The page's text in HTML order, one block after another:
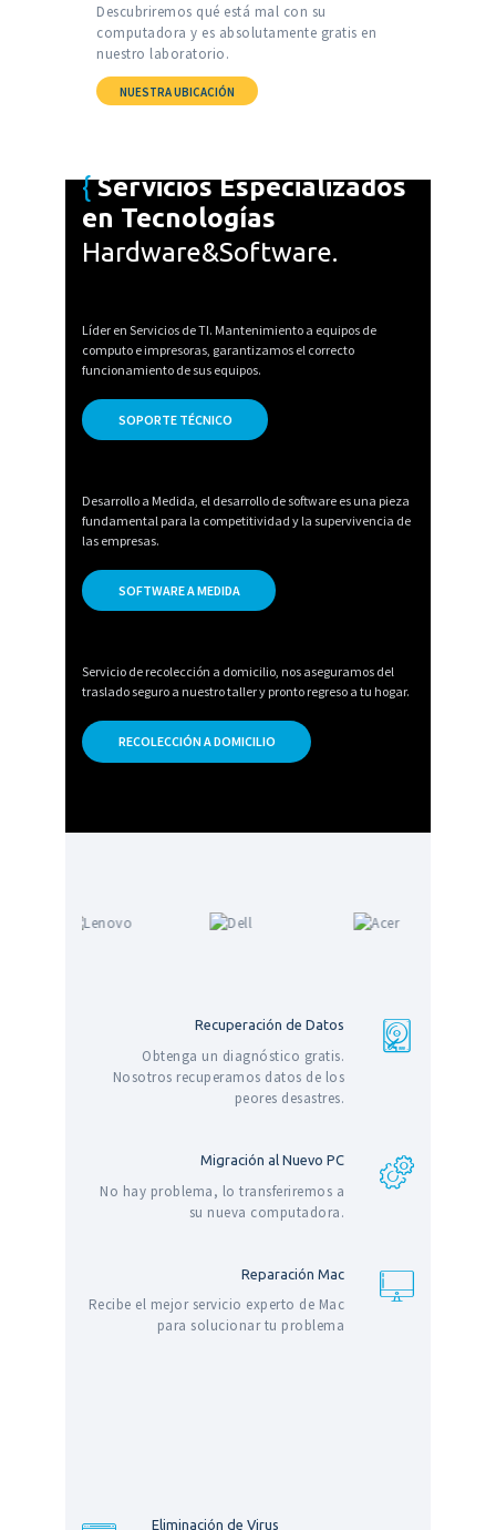
Descubriremos qué está mal con su
computadora y es absolutamente gratis en
nuestro laboratorio.
NUESTRA UBICACIÓN
Servicios Especializados
en Tecnologías
Hardware&Software.
Líder en Servicios de TI. Mantenimiento a equipos de
computo e impresoras, garantizamos el correcto
funcionamiento de sus equipos.
SOPORTE TÉCNICO
Desarrollo a Medida, el desarrollo de software es una pieza
fundamental para la competitividad y la supervivencia de
las empresas.
SOFTWARE A MEDIDA
Servicio de recolección a domicilio, nos aseguramos del
traslado seguro a nuestro taller y pronto regreso a tu hogar.
RECOLECCIÓN A DOMICILIO
Recuperación de Datos
Obtenga un diagnóstico gratis.
Nosotros recuperamos datos de los
peores desastres.
Migración al Nuevo PC
No hay problema, lo transferiremos a
su nueva computadora.
Reparación Mac
Recibe el mejor servicio experto de Mac
para solucionar tu problema
Eliminación de Virus